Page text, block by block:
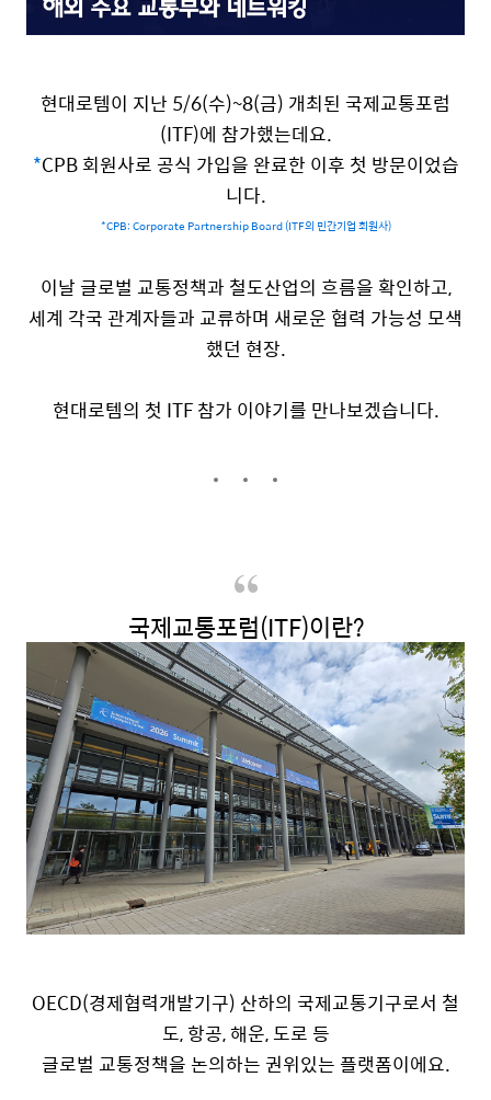
현대로템이 지난 5/6(수)~8(금) 개최된 국제교통포럼
(ITF)에 참가했는데요.
*CPB회원사로 공식 가입을 완료한 이후 첫 방문이었습
니다.
*CPB: Corporate Partnership Board (ITF의 민간기업 회원사)
이날 글로벌 교통정책과 철도산업의 흐름을 확인하고,
세계 각국 관계자들과 교류하며 새로운 협력 가능성 모색
했던 현장.
현대로템의 첫 ITF참가 이야기를 만나보겠습니다.
국제교통포럼(ITF)이란?
OECD(경제협력개발기구) 산하의 국제교통기구로서 철
도,항공,해운,도로 등
글로벌 교통정책을 논의하는 권위있는 플랫폼이에요.